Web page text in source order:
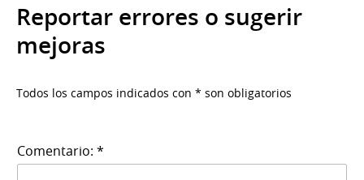
Reportar errores o sugerir
mejoras
Todos los campos indicados con * son obligatorios
Comentario: *